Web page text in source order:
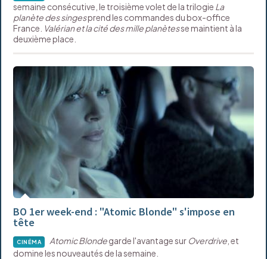
semaine consécutive, le troisième volet de la trilogie La
planète des singesprend les commandes du box-office
France. Valérian et la cité des mille planètesse maintient à la
deuxième place.
BO 1er week-end : "Atomic Blonde" s'impose en
tête
CINÉMA Atomic Blondegarde l'avantage sur Overdrive , et
domine les nouveautés de la semaine.